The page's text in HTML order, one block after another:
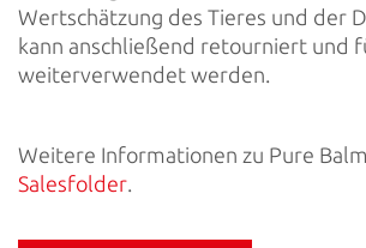
Wertschätzung des Tieres und der
kann anschließend retourniert und
weiterverwendet werden.
Weitere Informationen zu Pure
Salesfolder